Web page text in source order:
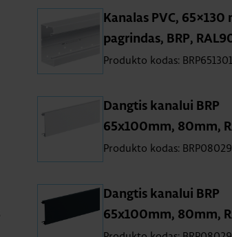
Kanalas PVC, 65×130
pagrindas, BRP,
Produkto kodas:
Dangtis kanalui BRP
65x100mm, 80mm,
Produkto kodas:
Dangtis kanalui BRP
65x100mm, 80mm,